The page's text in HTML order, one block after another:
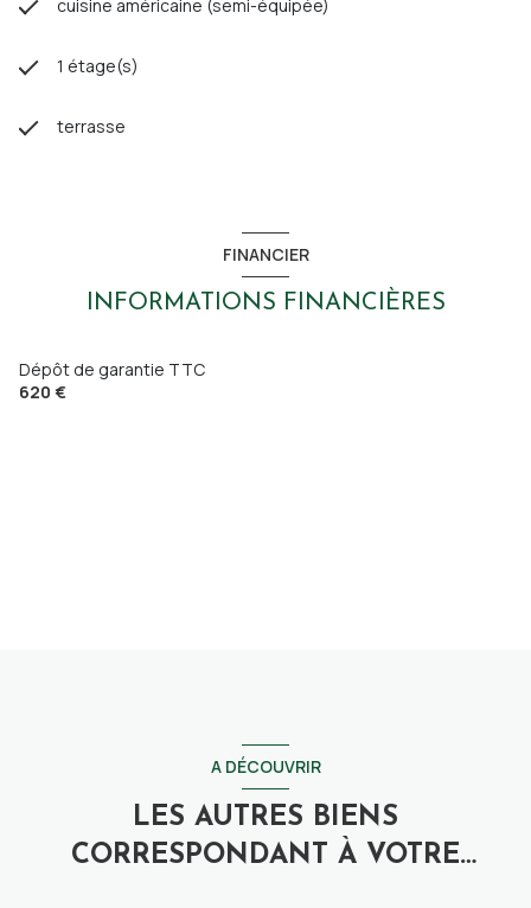
cuisine américaine (semi-équipée)
1 étage(s)
terrasse
FINANCIER
INFORMATIONS FINANCIÈRES
Dépôt de garantie TTC
620 €
A DÉCOUVRIR
LES AUTRES BIENS
CORRESPONDANT À VOTRE